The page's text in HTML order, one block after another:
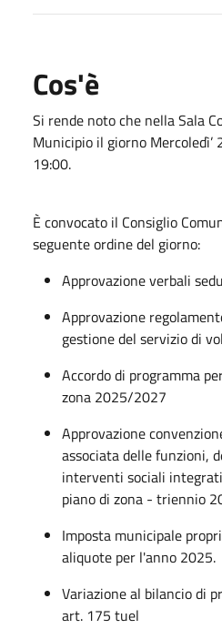
Cos'è
Si rende noto che nella Sala
Municipio il giorno
19:00.
È convocato il Consiglio
seguente ordine del giorno:
Approvazione verbali
Approvazione
gestione del servizio di
Accordo di programma
zona 2025/2027
Approvazione
associata delle funzioni,
interventi sociali
piano di zona - triennio
Imposta municipale
aliquote per l'anno 2025.
Variazione al bilancio di
art. 175 tuel